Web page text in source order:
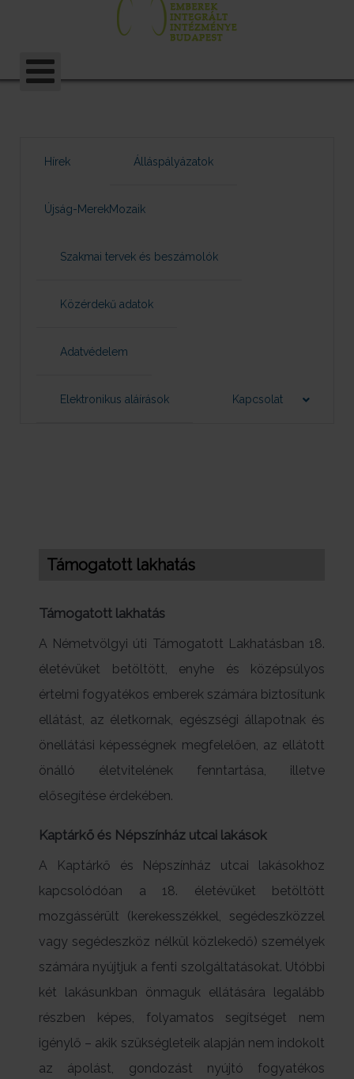
Hírek Álláspályázatok
Újság-MerekMozaik
Szakmai tervek és beszámolók
Közérdekű adatok
Adatvédelem
Elektronikus aláírások Kapcsolat
Támogatott lakhatás
Támogatott lakhatás
A Németvölgyi úti Támogatott Lakhatásban 18.
életévüket betöltött, enyhe és középsúlyos
értelmi fogyatékos emberek számára biztosítunk
ellátást, az életkornak, egészségi állapotnak és
önellátási képességnek megfelelően, az ellátott
önálló életvitelének fenntartása, illetve
elősegítése érdekében.
Kaptárkő és Népszínház utcai lakások
A Kaptárkő és Népszínház utcai lakásokhoz
kapcsolódóan a 18. életévüket betöltött
mozgássérült (kerekesszékkel, segédeszközzel
vagy segédeszköz nélkül közlekedő) személyek
számára nyújtjuk a fenti szolgáltatásokat. Utóbbi
két lakásunkban önmaguk ellátására legalább
részben képes, folyamatos segítséget nem
igénylő – akik szükségleteik alapján nem indokolt
az ápolást, gondozást nyújtó fogyatékos